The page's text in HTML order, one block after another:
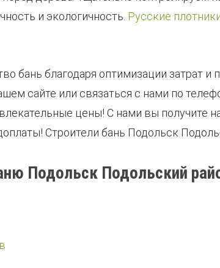
и экологичность. Русские
бань благодаря оптимизации затрат
сайте или связаться с нами по
цены! С нами вы получите
Строители бань Подольск
Подольск Подольский